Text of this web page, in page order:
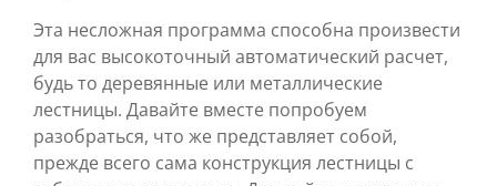
Эта несложная программа способна произвести
для вас высокоточный автоматический расчет,
будь то деревянные или металлические
лестницы. Давайте вместе попробуем
разобраться, что же представляет собой,
прежде всего сама конструкция лестницы с